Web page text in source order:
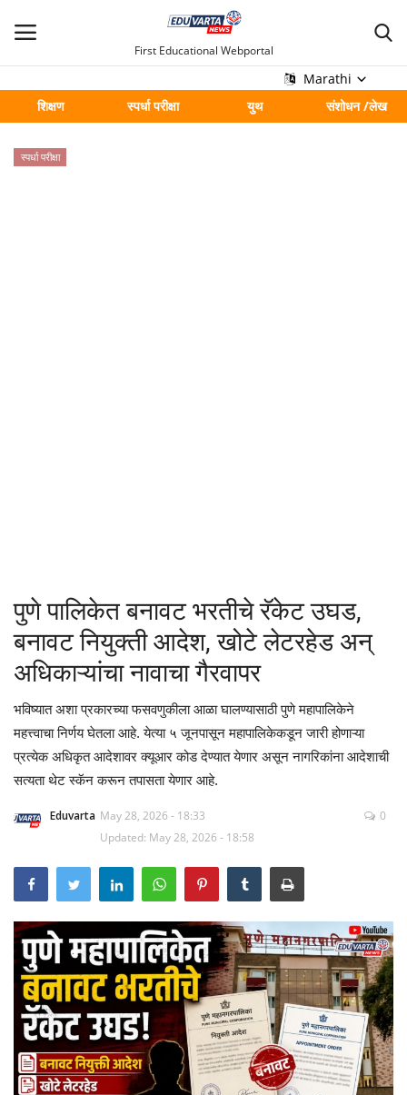
First Educational Webportal
Marathi
शिक्षण
स्पर्धा परीक्षा युथ संशोधन /लेख
मुख्य
Contact
गॅलरी
Language
English Marathi
स्पर्धा परीक्षा
पुणे पालिकेत बनावट भरतीचे रॅकेट उघड,
बनावट नियुक्ती आदेश, खोटे लेटरहेड अन्
अधिकाऱ्यांचा नावाचा गैरवापर
भविष्यात अशा प्रकारच्या फसवणुकीला आळा घालण्यासाठी पुणे महापालिकेने
महत्त्वाचा निर्णय घेतला आहे. येत्या ५ जूनपासून महापालिकेकडून जारी होणाऱ्या
प्रत्येक अधिकृत आदेशावर क्यूआर कोड देण्यात येणार असून नागरिकांना आदेशाची
सत्यता थेट स्कॅन करून तपासता येणार आहे.
Eduvarta May 28, 2026 - 18:33
Updated: May 28, 2026 - 18:58
0